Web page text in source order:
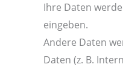
Ihre Daten
eingeben.
Andere Daten
Daten (z. B.